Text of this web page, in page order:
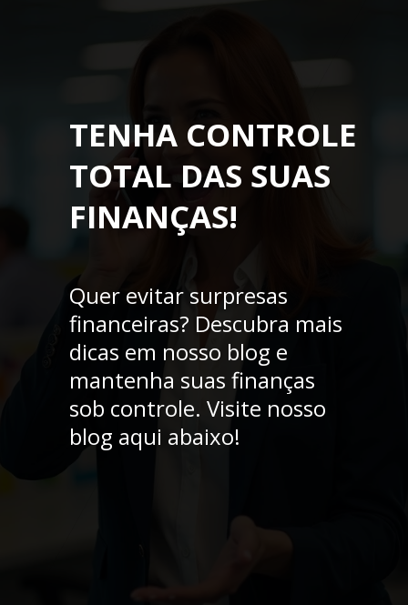
Quer evitar surpresas
financeiras? Descubra mais
dicas em nosso blog e
mantenha suas finanças
sob controle. Visite nosso
blog aqui abaixo!
TENHA CONTROLE
TOTAL DAS SUAS
FINANÇAS!